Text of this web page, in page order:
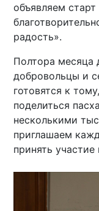
объявляем
радость».
Полтора месяца
добровольцы и
готовятся к
поделиться
несколькими
приглашаем
принять участие